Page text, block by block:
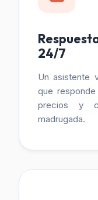
24/7
Un asistente
que
precios y
madrugada.